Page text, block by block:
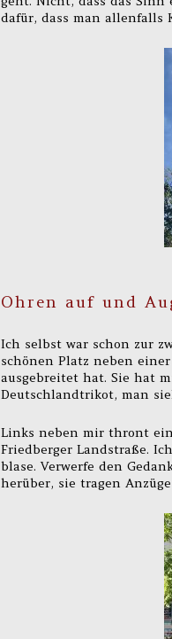
dafür, dass man allenfalls
Ohren auf und
Ich selbst war schon zur
schönen Platz neben
ausgebreitet hat. Sie hat
Deutschlandtrikot, man
Links neben mir thront
Friedberger Landstraße.
blase. Verwerfe den
herüber, sie tragen